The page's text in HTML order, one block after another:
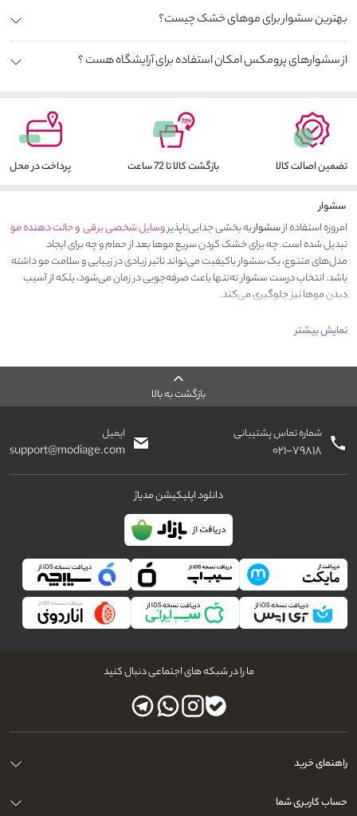
بهترین سشوار برای موهای خشک چیست؟
از سشوارهای پرومکس امکان استفاده برای آرایشگاه هست ؟
تضمین اصالت کالا بازگشت کالا تا 72 ساعت پرداخت در محل
سشوار
امروزه استفاده ازسشواربه بخشی جدایی‌ناپذیروسایل شخصی برقیوحالت دهنده مو
تبدیل شده است. چه برای خشک کردن سریع موها بعد از حمام و چه برای ایجاد
مدل‌های متنوع، یک سشوار باکیفیت می‌تواند تاثیر زیادی در زیبایی و سلامت مو داشته
باشد. انتخاب درست سشوار نه‌تنها باعث صرفه‌جویی در زمان می‌شود، بلکه از آسیب
دیدن موها نیز جلوگیری می‌کند.
خرید سشوار، توجه به قدرت موتور آن است. سشوارهای
حرفه‌ای معمولاً دارای موتور قدرتمند AC هستند که دوام بالا و عملکرد بهتری دارند. در
استفاده روزانه هستند. اگر به‌صورت مداوم از
با توان مناسب و کیفیت ساخت بالا انتخاب کنید.
فناوری تولید یون در سشوارهای جدید نیز اهمیت زیادی دارد. این فناوری باعث کاهش
نمایش بیشتر
بازگشت به بالا
شماره تماس پشتیبانی
۰۲۱-۷۹۸۱۸
ایمیل
support@modiage.com
دانلود اپلیکیشن مدیاژ
ما را در شبکه های اجتماعی دنبال کنید
راهنمای خرید
حساب کاربری شما